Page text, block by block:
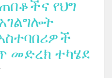
ጠበቆችና የህግ
ተካሄደ